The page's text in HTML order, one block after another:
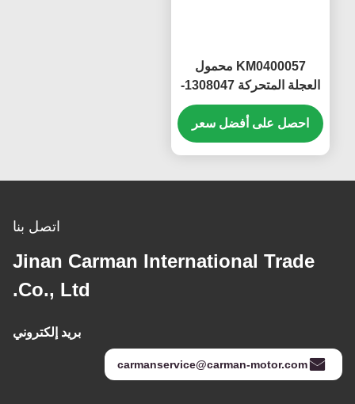
KM0400057 محمول
العجلة المتحركة 1308047-
630-114BAA 3307ARS
FAW J7 Xichai
احصل على أفضل سعر
اتصل بنا
Jinan Carman International Trade
Co., Ltd.
بريد إلكتروني
carmanservice@carman-motor.com